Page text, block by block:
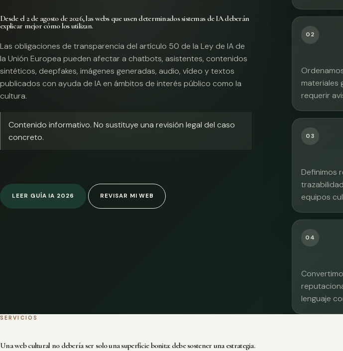
Desde el 2 de agosto de 2026, las webs que usen determinados sistemas de IA deberán
explicar mejor cómo los utilizan.
Las obligaciones de transparencia del artículo 50 de la Ley de IA de
la Unión Europea pueden afectar a chatbots, asistentes, contenidos
sintéticos, deepfakes, imágenes generadas, audio, vídeo y textos
publicados con ayuda de IA en ámbitos de interés público como la
cultura.
Contenido informativo. No sustituye una revisión legal del caso
concreto.
LEER GUÍA IA 2026 REVISAR MI WEB
02
materiales
requerir
03
Definimos
equipos
04
lenguaje
SERVICIOS
Una web cultural no debería ser solo una superficie bonita: debe sostener una estrategia.